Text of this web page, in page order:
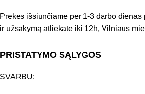
Prekes išsiunčiame per 1-3 darbo
ir užsakymą atliekate iki 12h, Vilniaus
PRISTATYMO SĄLYGOS
SVARBU: